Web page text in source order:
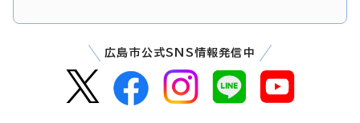
広島市公式SNS情報発信中